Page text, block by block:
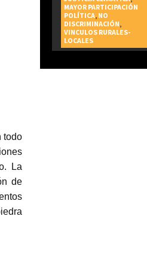
todo
La
de
MAYOR PARTICIPACIÓN
POLÍTICA NO
DISCRIMINACIÓN
VINCULOS RURALES-
LOCALES